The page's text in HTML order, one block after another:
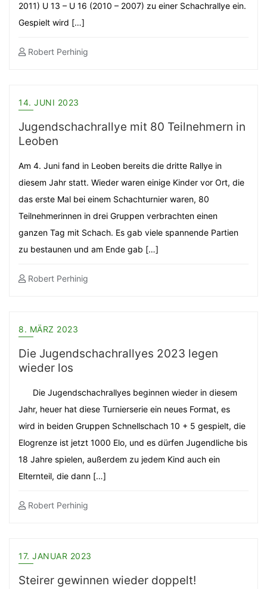
2011) U 13 – U 16 (2010 – 2007) zu einer Schachrallye ein.
Gespielt wird […]
Robert Perhinig
14. JUNI 2023
Jugendschachrallye mit 80 Teilnehmern in
Leoben
Am 4. Juni fand in Leoben bereits die dritte Rallye in
diesem Jahr statt. Wieder waren einige Kinder vor Ort, die
das erste Mal bei einem Schachturnier waren, 80
Teilnehmerinnen in drei Gruppen verbrachten einen
ganzen Tag mit Schach. Es gab viele spannende Partien
zu bestaunen und am Ende gab […]
Robert Perhinig
8. MÄRZ 2023
Die Jugendschachrallyes 2023 legen
wieder los
Die Jugendschachrallyes beginnen wieder in diesem
Jahr, heuer hat diese Turnierserie ein neues Format, es
wird in beiden Gruppen Schnellschach 10 + 5 gespielt, die
Elogrenze ist jetzt 1000 Elo, und es dürfen Jugendliche bis
18 Jahre spielen, außerdem zu jedem Kind auch ein
Elternteil, die dann […]
Robert Perhinig
17. JANUAR 2023
Steirer gewinnen wieder doppelt!